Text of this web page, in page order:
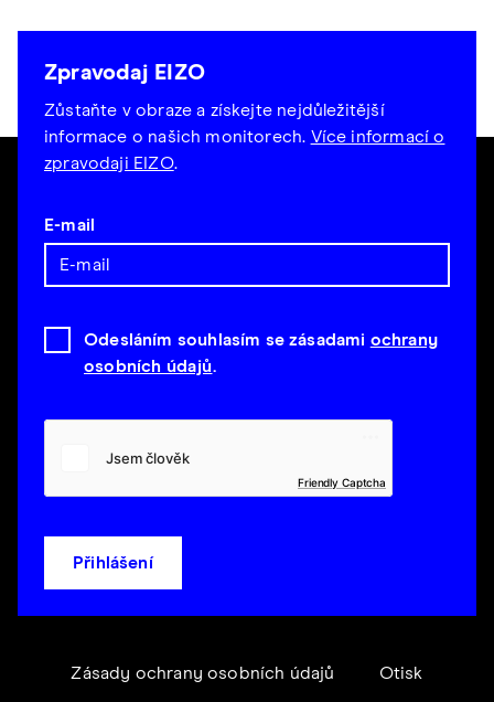
Zpravodaj EIZO
Zůstaňte v obraze a získejte nejdůležitější
informace o našich monitorech. Více informací o
zpravodaji EIZO.
E-mail
Odesláním souhlasím se zásadami ochrany
osobních údajů.
Friendly Captcha
Přihlášení
Zásady ochrany osobních údajů Otisk